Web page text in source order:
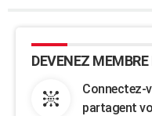
DEVENEZ
Connectez-
partagent